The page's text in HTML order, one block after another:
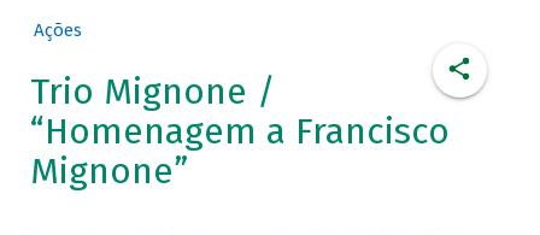
Ações
Trio Mignone /
“Homenagem a Francisco
Mignone”